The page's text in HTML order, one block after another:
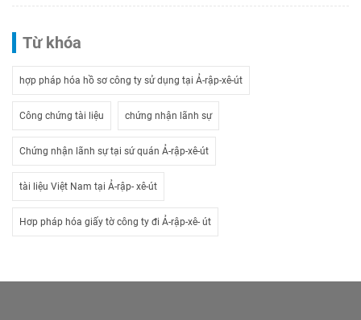
Từ khóa
hợp pháp hóa hồ sơ công ty sử dụng tại Ả-rập-xê-út
Công chứng tài liệu chứng nhận lãnh sự
Chứng nhận lãnh sự tại sứ quán Ả-rập-xê-út
tài liệu Việt Nam tại Ả-rập- xê-út
Hơp pháp hóa giấy tờ công ty đi Ả-rập-xê- út